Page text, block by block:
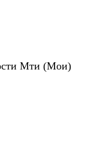
Мти (Мои)